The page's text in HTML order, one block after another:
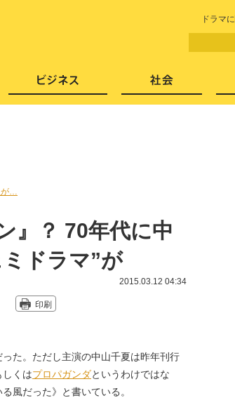
ドラマ
が…
』？ 70年代に中
ドラマ”が
2015.03.12 04:34
印刷
た。ただし主演の中山千夏は昨年刊行
しくはプロパガンダというわけではな
風だった》と書いている。
能・エンタメ スキャンダル